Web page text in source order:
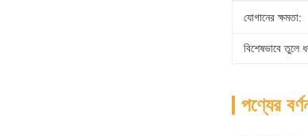
যোগানের ক্ষমতা:
বিশেষভাবে তুলে
পণ্যের